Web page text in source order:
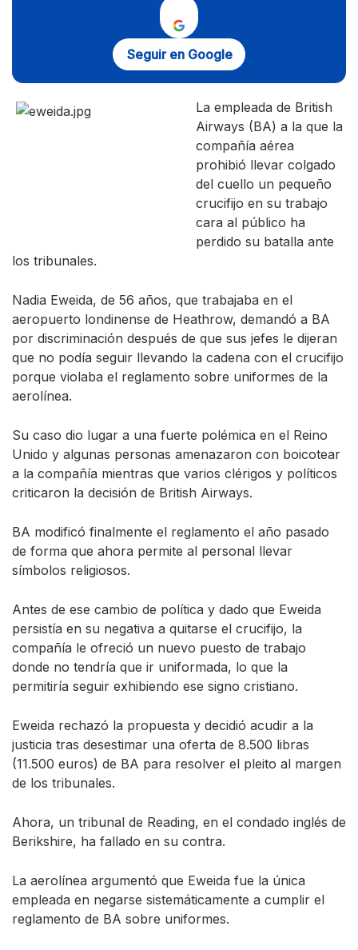
Seguir en Google
La empleada de British
Airways (BA) a la que la
compañía aérea
prohibió llevar colgado
del cuello un pequeño
crucifijo en su trabajo
cara al público ha
perdido su batalla ante
los tribunales.
Nadia Eweida, de 56 años, que trabajaba en el
aeropuerto londinense de Heathrow, demandó a BA
por discriminación después de que sus jefes le dijeran
que no podía seguir llevando la cadena con el crucifijo
porque violaba el reglamento sobre uniformes de la
aerolínea.
Su caso dio lugar a una fuerte polémica en el Reino
Unido y algunas personas amenazaron con boicotear
a la compañía mientras que varios clérigos y políticos
criticaron la decisión de British Airways.
BA modificó finalmente el reglamento el año pasado
de forma que ahora permite al personal llevar
símbolos religiosos.
Antes de ese cambio de política y dado que Eweida
persistía en su negativa a quitarse el crucifijo, la
compañía le ofreció un nuevo puesto de trabajo
donde no tendría que ir uniformada, lo que la
permitiría seguir exhibiendo ese signo cristiano.
Eweida rechazó la propuesta y decidió acudir a la
justicia tras desestimar una oferta de 8.500 libras
(11.500 euros) de BA para resolver el pleito al margen
de los tribunales.
Ahora, un tribunal de Reading, en el condado inglés de
Berikshire, ha fallado en su contra.
La aerolínea argumentó que Eweida fue la única
empleada en negarse sistemáticamente a cumplir el
reglamento de BA sobre uniformes.